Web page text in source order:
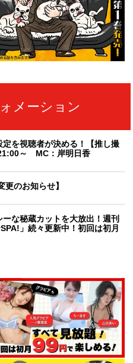
メーション
を視聴者が決める！【推し撮
～ MC：岸明日香
のお知らせ】
ーな秘蔵カットを大放出！週刊
」続々更新中！初回は初月